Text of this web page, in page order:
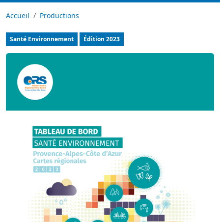
Accueil Productions
Tableau de bord
Santé Environnement Édition 2023
Image
Image